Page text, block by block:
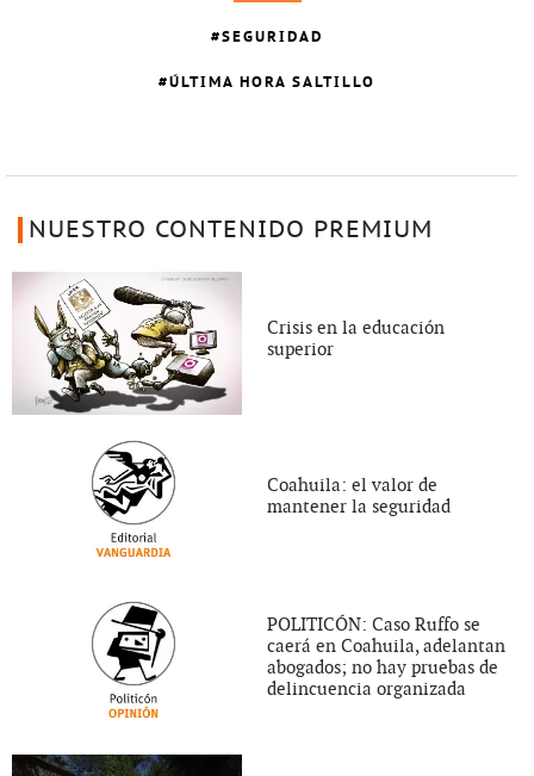
SEGURIDAD
ÚLTIMA HORA SALTILLO
NUESTRO CONTENIDO PREMIUM
Crisis en la educación
superior
Coahuila: el valor de
mantener la seguridad
POLITICÓN: Caso Ruffo se
caerá en Coahuila, adelantan
abogados; no hay pruebas de
delincuencia organizada